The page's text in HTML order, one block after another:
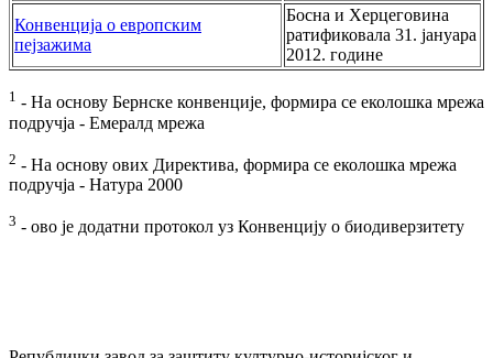
Конвенција о европским
пејзажима
Босна и Херцеговина
ратификовала 31. јануара
2012. године
1 - На основу Бернске конвенције, формира се еколошка мрежа
подручја - Емералд мрежа
2 - На основу ових Директива, формира се еколошка мрежа
подручја - Натура 2000
3 - ово је додатни протокол уз Конвенцију о биодиверзитету